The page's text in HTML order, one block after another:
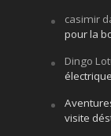
casimir
pour la
Dingo
visite